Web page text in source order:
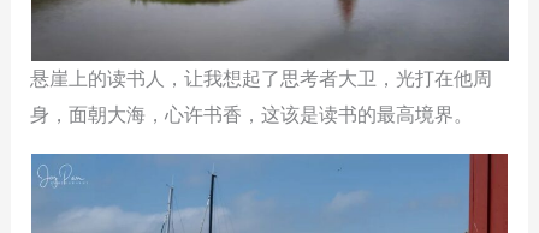
悬崖上的读书人，让我想起了思考者大卫，光打在他周
身，面朝大海，心许书香，这该是读书的最高境界。